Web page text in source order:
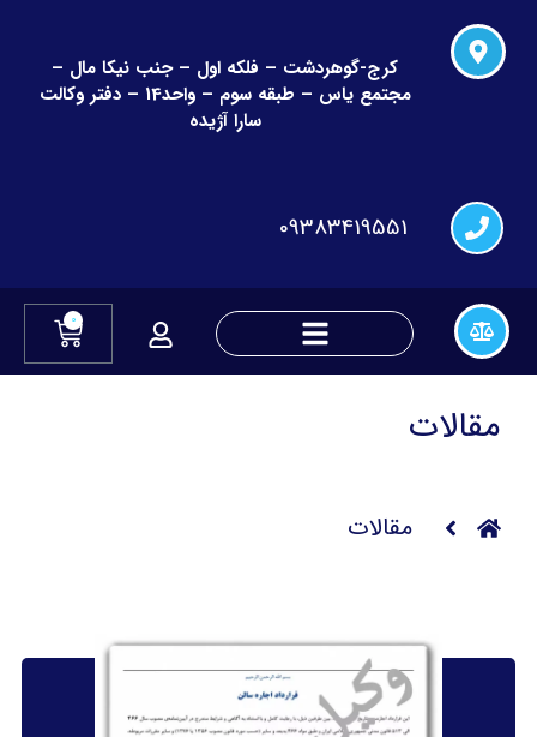
کرج-گوهردشت – فلکه اول – جنب نیکا مال –
مجتمع یاس – طبقه سوم – واحد14 – دفتر وکالت
سارا آژیده
09383419551
0
مقالات
مقالات